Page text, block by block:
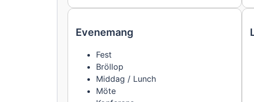
Evenemang
Fest
Bröllop
Middag / Lunch
Möte